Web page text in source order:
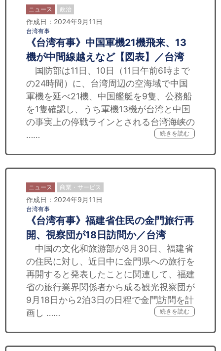
ニュース 政治
作成日：2024年9月11日
台湾有事
《台湾有事》中国軍機21機飛来、13
機が中間線越えなど【図表】／台湾
国防部は11日、10日（11日午前6時まで
の24時間）に、台湾周辺の空海域で中国
軍機を延べ21機、中国艦艇を9隻、公務船
を1隻確認し、うち軍機13機が台湾と中国
の事実上の停戦ラインとされる台湾海峡の
……
続きを読む
ニュース 商業・サービス
作成日：2024年9月11日
台湾有事
《台湾有事》福建省住民の金門旅行再
開、視察団が18日訪問か／台湾
中国の文化和旅游部が8月30日、福建省
の住民に対し、近日中に金門県への旅行を
再開すると発表したことに関連して、福建
省の旅行業界関係者から成る観光視察団が
9月18日から2泊3日の日程で金門訪問を計
画し ……
続きを読む